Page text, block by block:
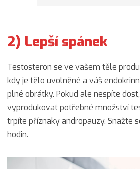
2) Lepší spánek
Testosteron se ve vašem těle
kdy je tělo uvolněné a váš
plné obrátky. Pokud ale nespíte
vyprodukovat potřebné množství
trpíte příznaky andropauzy. Snažte
hodin.